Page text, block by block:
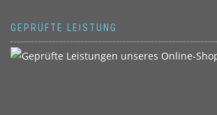
GEPRÜFTE LEISTUNG